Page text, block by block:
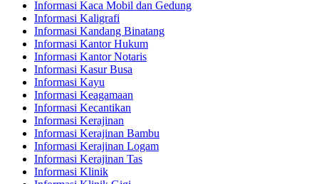
Informasi Kaca Mobil dan Gedung
Informasi Kaligrafi
Informasi Kandang Binatang
Informasi Kantor Hukum
Informasi Kantor Notaris
Informasi Kasur Busa
Informasi Kayu
Informasi Keagamaan
Informasi Kecantikan
Informasi Kerajinan
Informasi Kerajinan Bambu
Informasi Kerajinan Logam
Informasi Kerajinan Tas
Informasi Klinik